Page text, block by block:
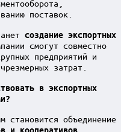
поставок.
создание экспортных
смогут совместно
предприятий и
затрат.
в экспортных
становится объединение
и кооперативов